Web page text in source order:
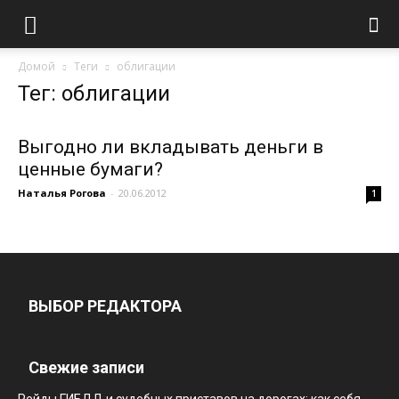
Домой Теги облигации
Тег: облигации
Выгодно ли вкладывать деньги в
ценные бумаги?
Наталья Рогова - 20.06.2012 1
ВЫБОР РЕДАКТОРА
Свежие записи